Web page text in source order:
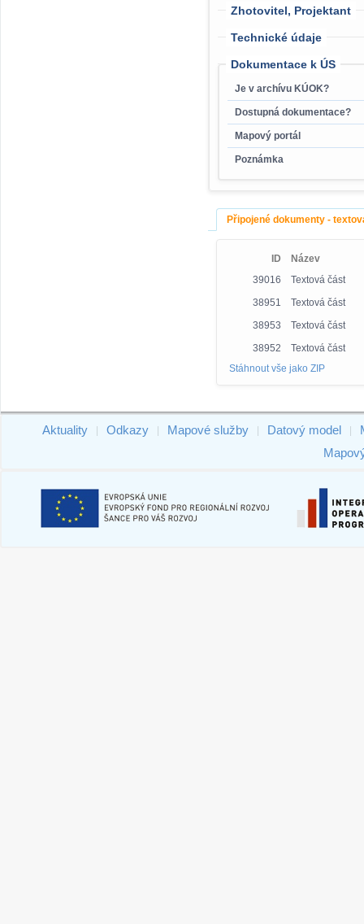
Zhotovitel, Projektant
Technické údaje
Dokumentace k ÚS
Je v archívu KÚOK?
Dostupná dokumentace?
Mapový portál
Poznámka
Připojené dokumenty -
ID
Název
39016
Textová část
38951
Textová část
38953
Textová část
38952
Textová část
Stáhnout vše jako ZIP
Aktuality Odkazy Mapové služby Datový model